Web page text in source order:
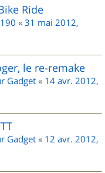
Ride
« 31 mai 2012,
le re-remake
Gadget « 14 avr. 2012,
Gadget « 12 avr. 2012,